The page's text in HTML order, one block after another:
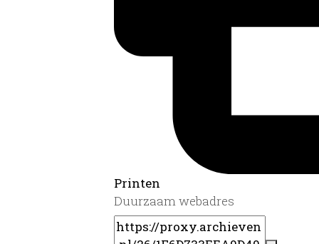
Printen
Duurzaam webadres